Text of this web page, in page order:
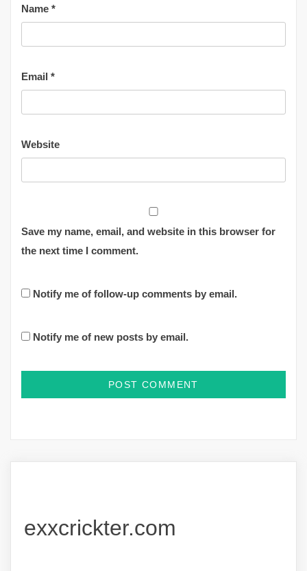
Name *
Email *
Website
Save my name, email, and website in this browser for
the next time I comment.
Notify me of follow-up comments by email.
Notify me of new posts by email.
exxcrickter.com